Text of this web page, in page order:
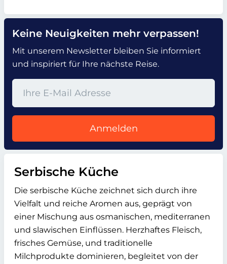
Keine Neuigkeiten mehr verpassen!
Mit unserem Newsletter bleiben Sie informiert
und inspiriert für Ihre nächste Reise.
Anmelden
Serbische Küche
Die serbische Küche zeichnet sich durch ihre
Vielfalt und reiche Aromen aus, geprägt von
einer Mischung aus osmanischen, mediterranen
und slawischen Einflüssen. Herzhaftes Fleisch,
frisches Gemüse, und traditionelle
Milchprodukte dominieren, begleitet von der